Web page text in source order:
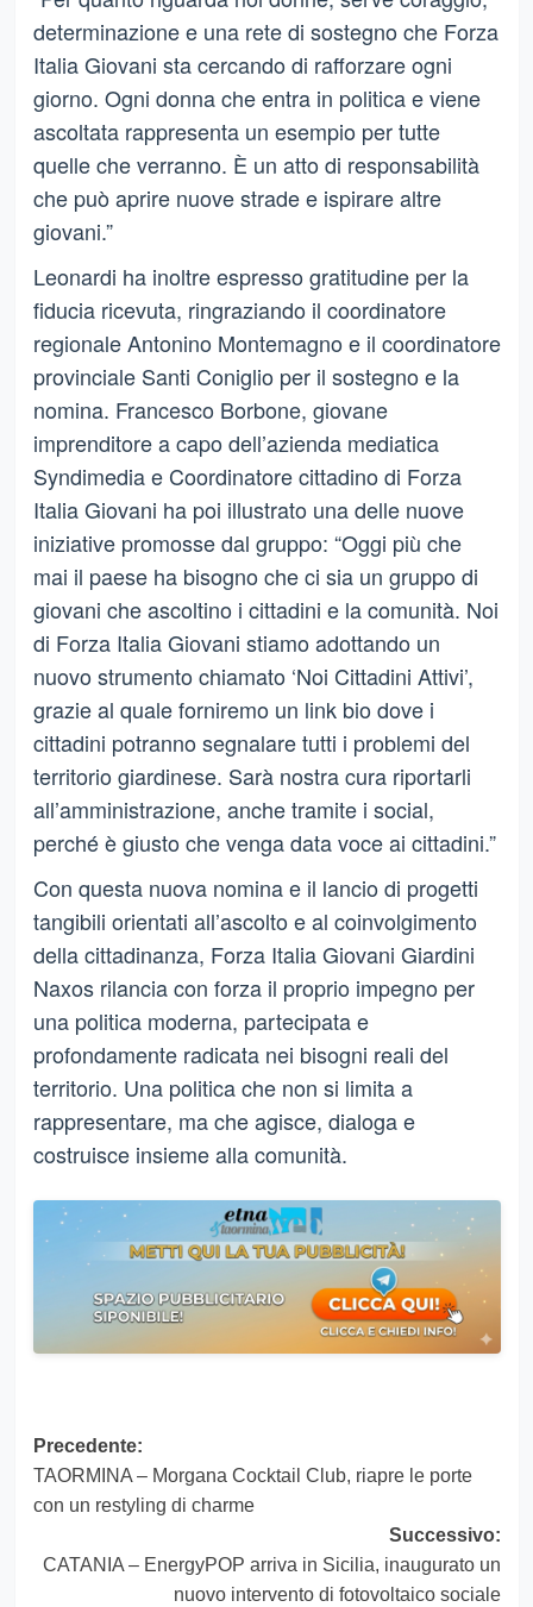
determinazione e una rete di sostegno che Forza
Italia Giovani sta cercando di rafforzare ogni
giorno. Ogni donna che entra in politica e viene
ascoltata rappresenta un esempio per tutte
quelle che verranno. È un atto di responsabilità
che può aprire nuove strade e ispirare altre
giovani.”
Leonardi ha inoltre espresso gratitudine per la
fiducia ricevuta, ringraziando il coordinatore
regionale Antonino Montemagno e il coordinatore
provinciale Santi Coniglio per il sostegno e la
nomina. Francesco Borbone, giovane
imprenditore a capo dell’azienda mediatica
Syndimedia e Coordinatore cittadino di Forza
Italia Giovani ha poi illustrato una delle nuove
iniziative promosse dal gruppo: “Oggi più che
mai il paese ha bisogno che ci sia un gruppo di
giovani che ascoltino i cittadini e la comunità. Noi
di Forza Italia Giovani stiamo adottando un
nuovo strumento chiamato ‘Noi Cittadini Attivi’,
grazie al quale forniremo un link bio dove i
cittadini potranno segnalare tutti i problemi del
territorio giardinese. Sarà nostra cura riportarli
all’amministrazione, anche tramite i social,
perché è giusto che venga data voce ai cittadini.”
Con questa nuova nomina e il lancio di progetti
tangibili orientati all’ascolto e al coinvolgimento
della cittadinanza, Forza Italia Giovani Giardini
Naxos rilancia con forza il proprio impegno per
una politica moderna, partecipata e
profondamente radicata nei bisogni reali del
territorio. Una politica che non si limita a
rappresentare, ma che agisce, dialoga e
costruisce insieme alla comunità.
Navigazione
articolo
Precedente:
TAORMINA – Morgana Cocktail Club, riapre le porte
con un restyling di charme
Successivo:
CATANIA – EnergyPOP arriva in Sicilia, inaugurato un
nuovo intervento di fotovoltaico sociale